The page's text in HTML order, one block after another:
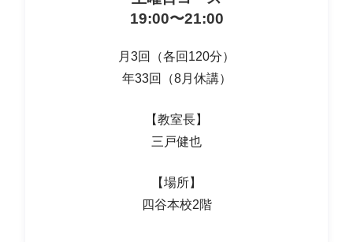
19:00〜21:00
月3回（各回120分）
年33回（8月休講）
【教室長】
三戸健也
【場所】
四谷本校2階